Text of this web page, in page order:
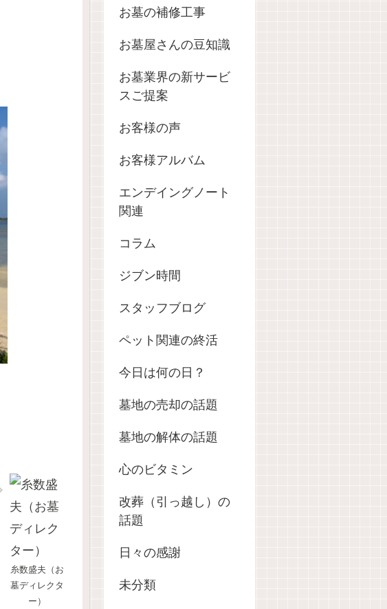
糸数盛夫（お
墓ディレクタ
ー）
お墓の補修工事
お墓屋さんの豆知識
お墓業界の新サービ
スご提案
お客様の声
お客様アルバム
エンデイングノート
関連
コラム
ジブン時間
スタッフブログ
ペット関連の終活
今日は何の日？
墓地の売却の話題
墓地の解体の話題
心のビタミン
改葬（引っ越し）の
話題
日々の感謝
未分類